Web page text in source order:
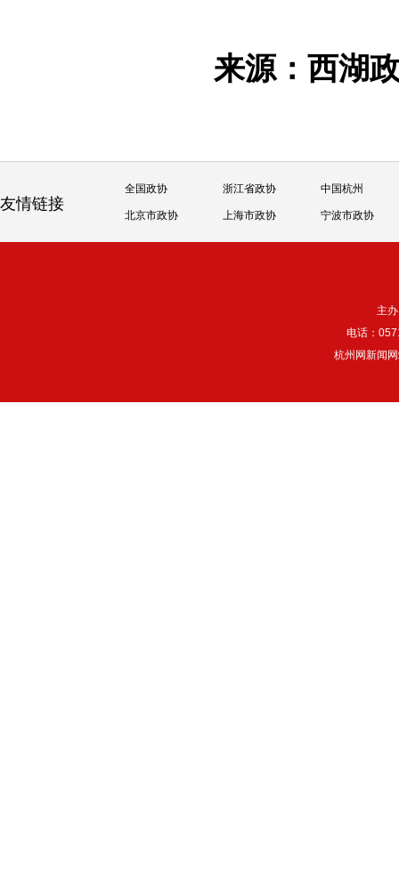
来源：西
友情链接
全国政协 浙江省政协 中国杭州
北京市政协 上海市政协 宁波市政协
主
电话：
杭州网新闻